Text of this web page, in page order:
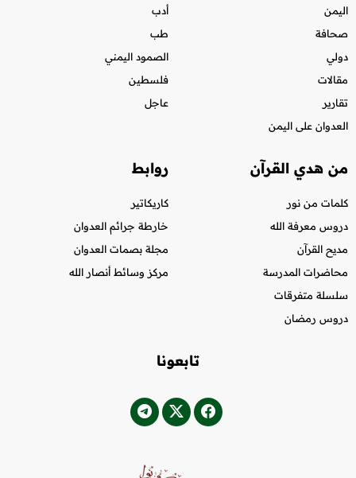
اليمن
صحافة
دولي
مقالات
تقارير
العدوان على اليمن
أدب
طب
الصمود اليمني
فلسطين
عاجل
من هدي القرآن
كلمات من نور
دروس معرفة الله
مديح القرآن
محاضرات المدرسة
سلسلة متفرقات
دروس رمضان
روابط
كاريكاتير
خارطة جرائم العدوان
مجلة بصمات العدوان
مركز وسائط أنصار الله
تابعونا